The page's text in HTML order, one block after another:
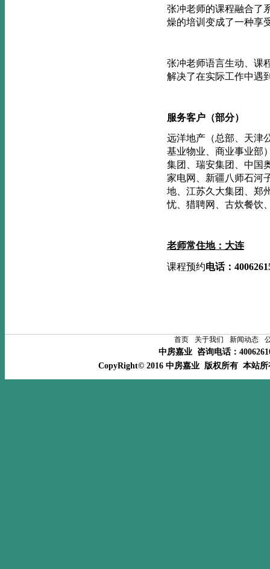
张冲老师的课程融合了
燥的培训变成了一种享
张冲老师语言生动、课
解决了在实际工作中遇
服务客户（部分）
远洋地产（总部、天津
基业物业、商业事业部
集团、瑞安集团、中国
家电网、新疆八师石河
地、江苏久大集团、郑
忧、猎聘网、古炊餐饮
老师常住地：大连
课程预约电话：
首页 关于我们 新闻动态
中房嘉业 咨询电话：
CopyRight© 2016 中房嘉业 版权所有 本站